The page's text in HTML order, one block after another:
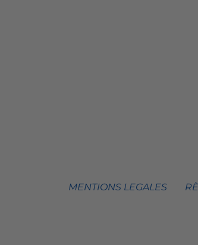
MENTIONS LEGALES